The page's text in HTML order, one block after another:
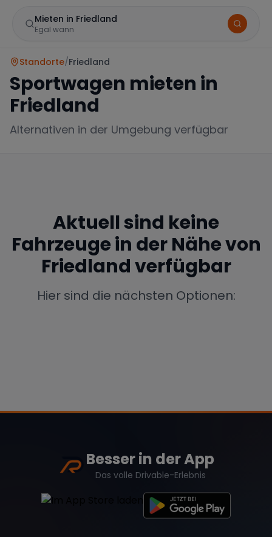
Mieten in Friedland
Egal wann
Mercedes BMW Audi
Tesla Chevrolet Dodge
Bentley Rolls Royce Aston Martin
Standorte/Friedland
Sportwagen mieten in
Friedland
Alternativen in der Umgebung verfügbar
Aktuell sind keine
Fahrzeuge in der Nähe von
Friedlandverfügbar
Hier sind die nächsten Optionen:
Besser in der App
Das volle Drivable-Erlebnis